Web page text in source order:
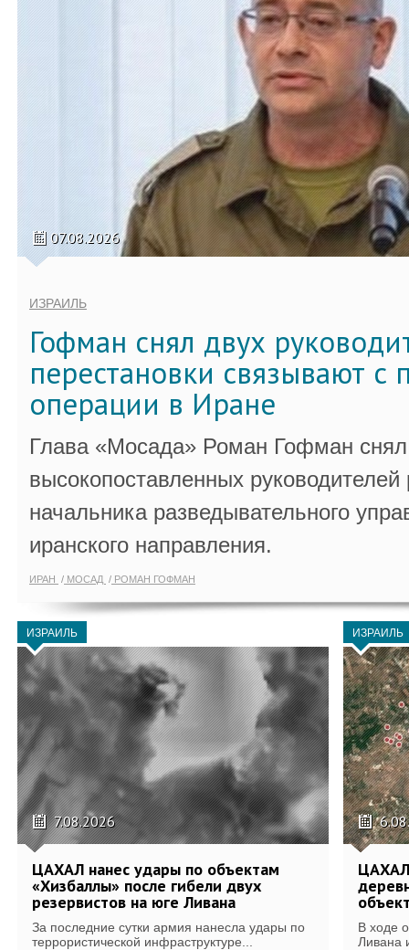
07.08.2026
ИЗРАИЛЬ
Гофман снял двух
перестановки связывают с
операции в Иране
Глава «Мосада» Роман Гофман снял
высокопоставленных
начальника разведывательного
иранского направления.
ИРАН МОСАД РОМАН ГОФМАН
ИЗРАИЛЬ
7.08.2026
ЦАХАЛ нанес удары по объектам
«Хизбаллы» после гибели двух
резервистов на юге Ливана
За последние сутки армия нанесла удары по
террористической инфраструктуре...
ИЗРАИЛЬ
В ходе
Ливана